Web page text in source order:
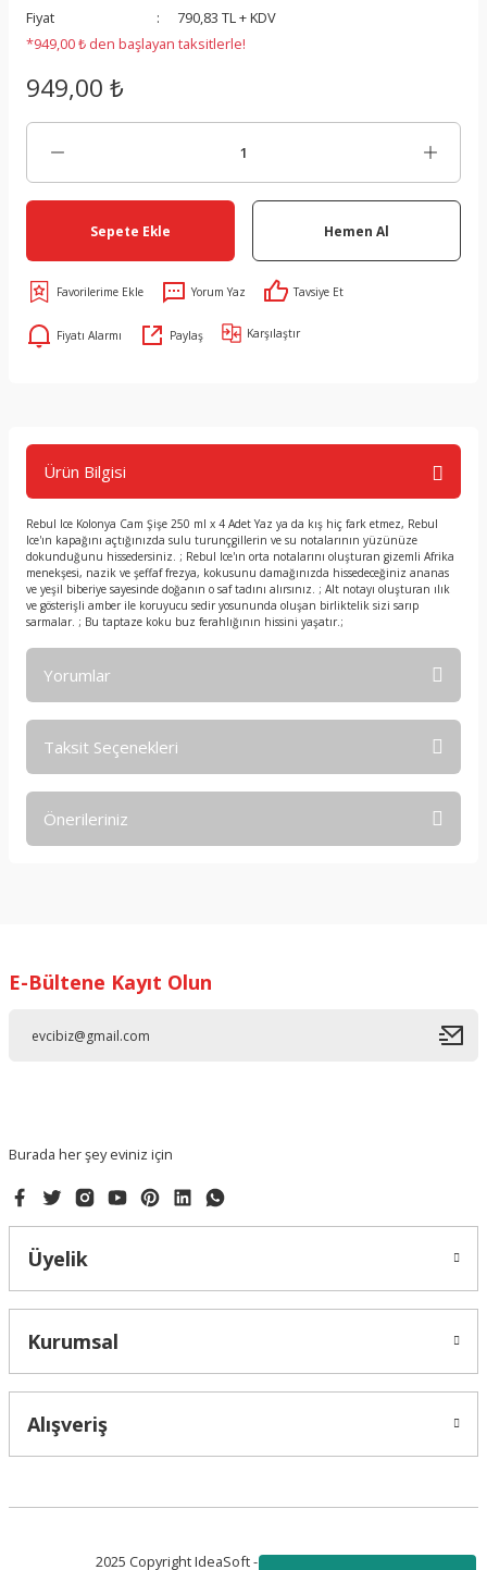
Fiyat
790,83 TL + KDV
*949,00 ₺ den başlayan taksitlerle!
949,00 ₺
Sepete Ekle Hemen Al
Yorum Yaz Tavsiye Et
Fiyatı Alarmı Paylaş Karşılaştır
Ürün Bilgisi
Rebul Ice Kolonya Cam Şişe 250 ml x 4 Adet Yaz ya da kış hiç fark etmez, Rebul
Ice'ın kapağını açtığınızda sulu turunçgillerin ve su notalarının yüzünüze
dokunduğunu hissedersiniz. ; Rebul Ice'ın orta notalarını oluşturan gizemli Afrika
menekşesi, nazik ve şeffaf frezya, kokusunu damağınızda hissedeceğiniz ananas
ve yeşil biberiye sayesinde doğanın o saf tadını alırsınız. ; Alt notayı oluşturan ılık
ve gösterişli amber ile koruyucu sedir yosununda oluşan birliktelik sizi sarıp
sarmalar. ; Bu taptaze koku buz ferahlığının hissini yaşatır.;
Yorumlar
Taksit Seçenekleri
Önerileriniz
Ürün resmi kalitesiz, bozuk veya görüntülenemiyor.
E-Bültene Kayıt Olun
Burada her şey eviniz için
Üyelik
Kurumsal
Alışveriş
2025 Copyright IdeaSoft - Tüm Hakları Saklıdır.